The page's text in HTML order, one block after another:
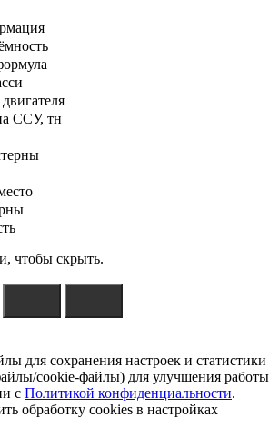
ССУ, тн
чтобы скрыть.
для сохранения настроек и статистики
cookie-файлы) для улучшения работы
с Политикой конфиденциальности.
обработку cookies в настройках